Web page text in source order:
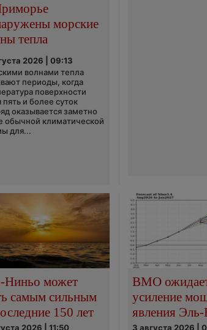
морские
тепла
2026 | 09:13
волнами тепла
периоды, когда
поверхности
пять и более суток
оказывается заметно
обычной климатической
для...
Ниньо может
самым сильным
150 лет
2026 | 11:50
ВМО
усиление
явления
3 августа 2026 |